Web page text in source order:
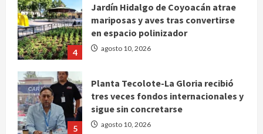
4
Jardín Hidalgo de Coyoacán atrae
mariposas y aves tras convertirse
en espacio polinizador
agosto 10, 2026
5
Planta Tecolote-La Gloria recibió
tres veces fondos internacionales y
sigue sin concretarse
agosto 10, 2026